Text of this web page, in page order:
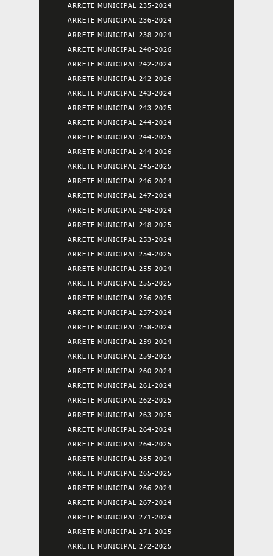
ARRETE MUNICIPAL 235-2024
ARRETE MUNICIPAL 236-2024
ARRETE MUNICIPAL 238-2024
ARRETE MUNICIPAL 240-2026
ARRETE MUNICIPAL 242-2024
ARRETE MUNICIPAL 242-2026
ARRETE MUNICIPAL 243-2024
ARRETE MUNICIPAL 243-2025
ARRETE MUNICIPAL 244-2024
ARRETE MUNICIPAL 244-2025
ARRETE MUNICIPAL 244-2026
ARRETE MUNICIPAL 245-2025
ARRETE MUNICIPAL 246-2024
ARRETE MUNICIPAL 247-2024
ARRETE MUNICIPAL 248-2024
ARRETE MUNICIPAL 248-2025
ARRETE MUNICIPAL 253-2024
ARRETE MUNICIPAL 254-2025
ARRETE MUNICIPAL 255-2024
ARRETE MUNICIPAL 255-2025
ARRETE MUNICIPAL 256-2025
ARRETE MUNICIPAL 257-2024
ARRETE MUNICIPAL 258-2024
ARRETE MUNICIPAL 259-2024
ARRETE MUNICIPAL 259-2025
ARRETE MUNICIPAL 260-2024
ARRETE MUNICIPAL 261-2024
ARRETE MUNICIPAL 262-2025
ARRETE MUNICIPAL 263-2025
ARRETE MUNICIPAL 264-2024
ARRETE MUNICIPAL 264-2025
ARRETE MUNICIPAL 265-2024
ARRETE MUNICIPAL 265-2025
ARRETE MUNICIPAL 266-2024
ARRETE MUNICIPAL 267-2024
ARRETE MUNICIPAL 271-2024
ARRETE MUNICIPAL 271-2025
ARRETE MUNICIPAL 272-2025